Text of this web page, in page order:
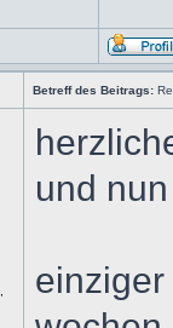
Betreff des Beitrags:
und